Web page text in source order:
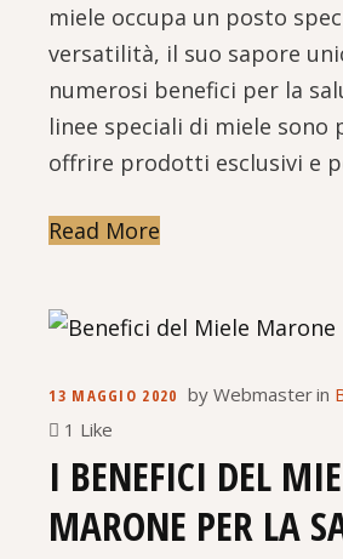
miele occupa un posto
versatilità, il suo sapore
numerosi benefici per la
linee speciali di miele
offrire prodotti esclusivi e
Read More
13 MAGGIO 2020 by Webmasterin
1 Like
I BENEFICI DEL
MARONE PER LA